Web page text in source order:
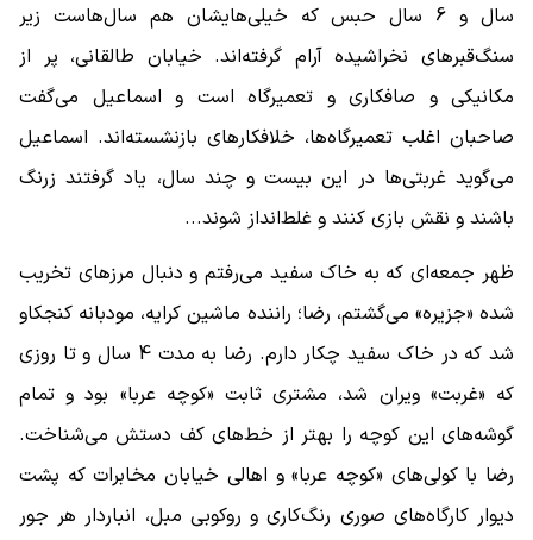
سال و 6 سال حبس که خیلی‌هایشان هم سال‌هاست زیر
سنگ‌قبرهای نخراشیده آرام گرفته‌اند. خیابان طالقانی، پر از
مکانیکی و صافکاری و تعمیرگاه است و اسماعیل می‌گفت
صاحبان اغلب تعمیرگاه‌ها، خلافکارهای بازنشسته‌اند. اسماعیل
می‌گوید غربتی‌ها در این بیست و چند سال، یاد گرفتند زرنگ
باشند و نقش بازی کنند و غلط‌انداز شوند...
ظهر جمعه‌ای که به خاک سفید می‌رفتم و دنبال مرزهای تخریب
شده «جزیره» می‌گشتم، رضا؛ راننده ماشین کرایه، مودبانه کنجکاو
شد که در خاک سفید چکار دارم. رضا به مدت 4 سال و تا روزی
که «غربت» ویران شد، مشتری ثابت «کوچه عربا» بود و تمام
گوشه‌های این کوچه را بهتر از خط‌های کف دستش می‌شناخت.
رضا با کولی‌های «کوچه عربا» و اهالی خیابان مخابرات که پشت
دیوار کارگاه‌های صوری رنگ‌کاری و روکوبی مبل، انباردار هر جور